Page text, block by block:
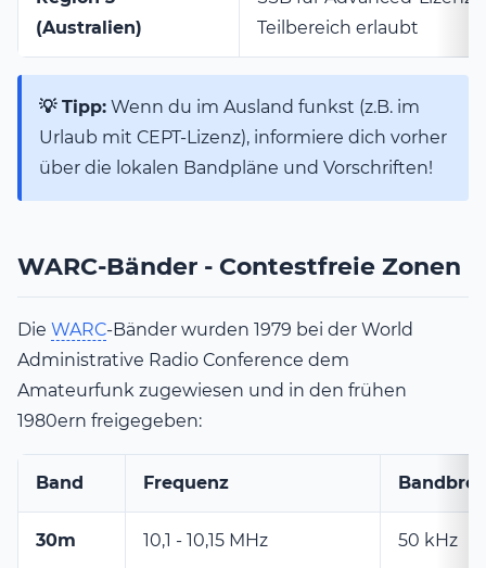
(Australien)
Teilbereich erlaubt
💡 Tipp: Wenn du im Ausland funkst (z.B. im
Urlaub mit CEPT-Lizenz), informiere dich vorher
über die lokalen Bandpläne und Vorschriften!
WARC-Bänder - Contestfreie Zonen
Die WARC-Bänder wurden 1979 bei der World
Administrative Radio Conference dem
Amateurfunk zugewiesen und in den frühen
1980ern freigegeben:
Band Frequenz
30m 10,1 - 10,15 MHz 50 kHz